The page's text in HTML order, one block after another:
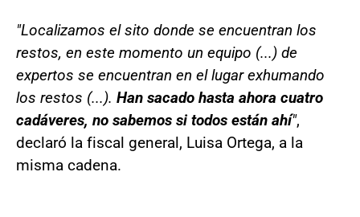
"Localizamos el sito donde se encuentran los
restos, en este momento un equipo (...) de
expertos se encuentran en el lugar exhumando
los restos (...). Han sacado hasta ahora cuatro
cadáveres, no sabemos si todos están ahí",
declaró la fiscal general, Luisa Ortega, a la
misma cadena.